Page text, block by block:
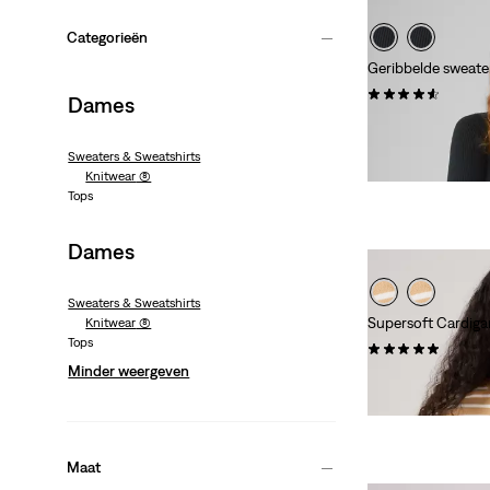
Categorieën
Dames
Sweaters & Sweatshirts
Knitwear (8)
Tops
Dames
Sweaters & Sweatshirts
Knitwear (8)
Tops
Minder weergeven
Maat
Geribbelde
Supersoft
(50)
is
Original
Price
was
€ 59,95
Extra -10%